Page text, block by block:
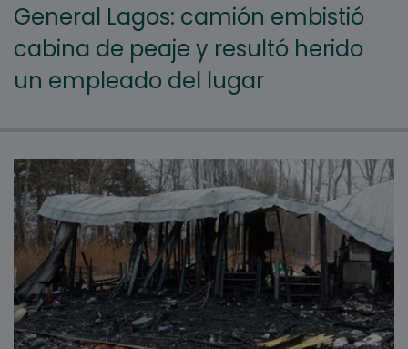
General Lagos: camión embistió
cabina de peaje y resultó herido
un empleado del lugar